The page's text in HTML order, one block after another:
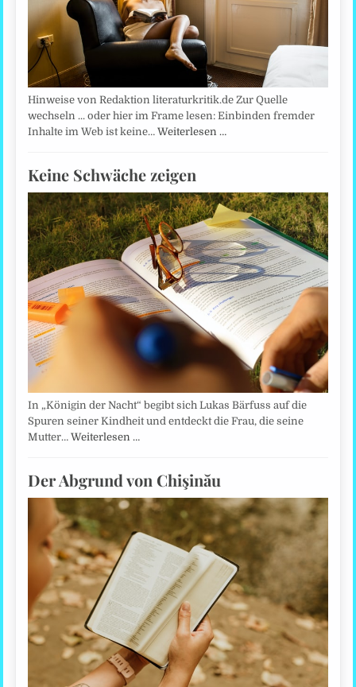
Hinweise von Redaktion literaturkritik.de Zur Quelle
wechseln ... oder hier im Frame lesen: Einbinden fremder
Inhalte im Web ist keine…Weiterlesen …
Keine Schwäche zeigen
In „Königin der Nacht“ begibt sich Lukas Bärfuss auf die
Spuren seiner Kindheit und entdeckt die Frau, die seine
Mutter…Weiterlesen …
Der Abgrund von Chişinău